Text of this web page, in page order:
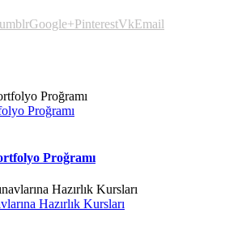
Google+PinterestVkEmail
Proğramı
Proğramı
Hazırlık Kursları